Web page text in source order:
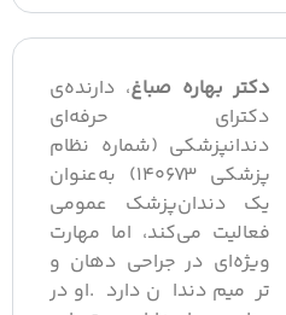
دکتر بهاره صباغ، دارنده‌ی
دکترای حرفه‌ای
دندانپزشکی (شماره نظام
پزشکی ۱۴۰۶۷۳) به‌عنوان
یک دندان‌پزشک عمومی
فعالیت می‌کند، اما مهارت
ویژه‌ای در جراحی دهان و
ترمیم دندان دارد.او در